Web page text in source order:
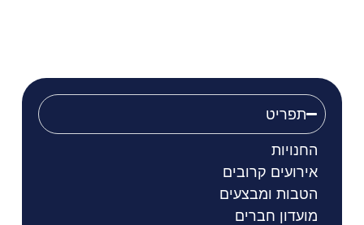
תפריט
החנויות
אירועים קרובים
הטבות ומבצעים
מועדון חברים